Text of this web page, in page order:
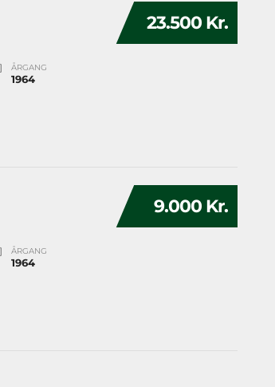
23.500 Kr.
ÅRGANG
1964
9.000 Kr.
ÅRGANG
1964